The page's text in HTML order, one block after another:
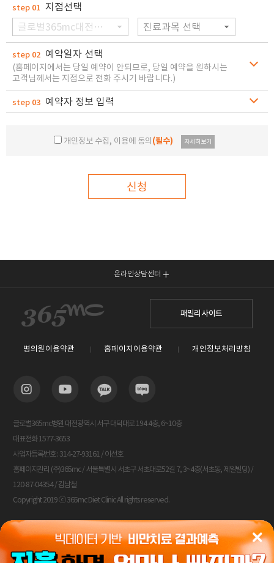
step 01 지점선택
글로벌365mc대전병원
진료과목 선택
step 02 예약일자 선택
(홈페이지에서는 당일 예약이 안되므로, 당일 예약을 원하시는
고객님께서는 지점으로 전화 주시기 바랍니다.)
step 03 예약자 정보 입력
개인정보 수집, 이용에 동의 (필수) 자세히보기
신청
온라인상담센터
패밀리 사이트
병의원이용약관 홈페이지이용약관 개인정보처리방침
글로벌365mc병원 대전광역시 서구 대덕대로 194 4층, 6~10층
대표전화 1577-3653
사업자등록번호 : 314-27-93161 / 이선호
홈페이지관리 (주)365mc / 서울특별시 서초구 서초대로52길 7, 3~4층(서초동, 제일빌딩) /
120-87-04354 / 김남철
Copyright 2019 ⓒ 365mc Diet Clinic All rights reserved.